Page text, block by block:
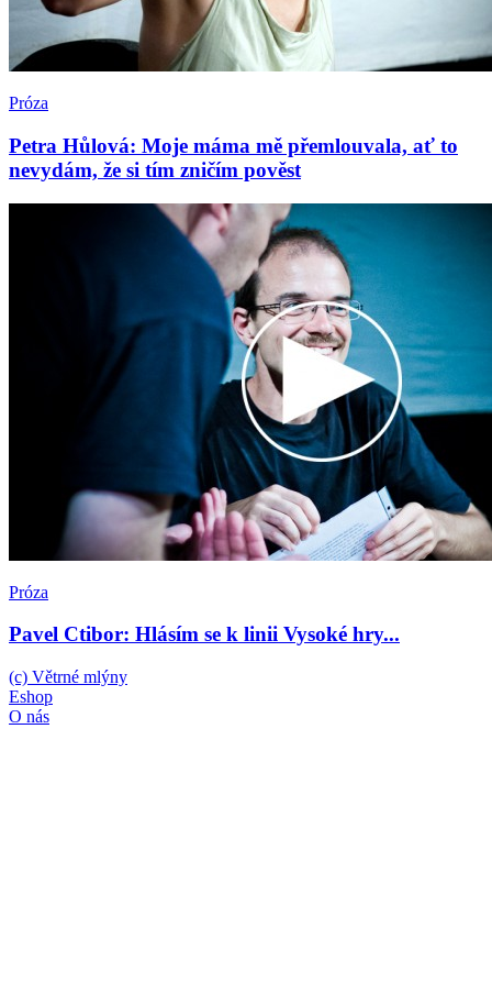
Próza
Petra Hůlová: Moje máma mě přemlouvala, ať to
nevydám, že si tím zničím pověst
Próza
Pavel Ctibor: Hlásím se k linii Vysoké hry...
(c) Větrné mlýny
Eshop
O nás